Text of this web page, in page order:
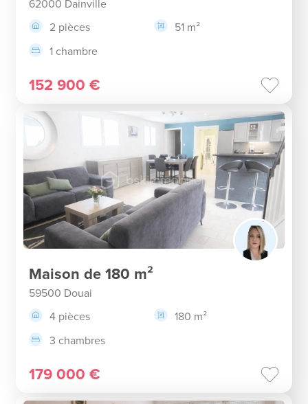
62000 Dainville
2 pièces
51 m²
1 chambre
152 900 €
Maison de 180 m²
59500 Douai
4 pièces
180 m²
3 chambres
179 000 €